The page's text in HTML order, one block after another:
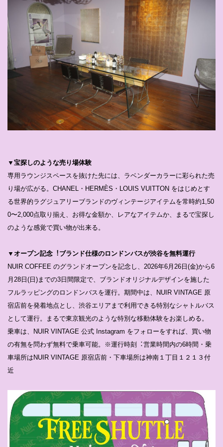
▼宝探しのような売り場体験
専⽤ラウンジスペースを抜けた先には、ラベンダーカラーに彩られた売
り場が広がる。CHANEL・HERMÈS・LOUIS VUITTON をはじめとす
る世界的ラグジュアリーブランドのヴィンテージアイテムを常時約1,50
0〜2,000点取り揃え、お得な金額か、レアなアイテムか、まるで宝探し
のような感覚で買い物が出来る。
▼オープン記念︕ブランド仕様のロンドンバスが渋⾕を無料運⾏
NUIR COFFEE のグランドオープンを記念し、2026年6⽉26⽇(⾦)から6
⽉28⽇(⽇)までの3⽇間限定で、ブランドオリジナルデザインを施した
フルラッピングのロンドンバスを運⾏。期間中は、NUIR VINTAGE 原
宿店前を発着地点とし、渋谷エリアまで利⽤できる特別なシャトルバス
として運⾏。まるで東京観光のような特別な移動体験をお楽しめる。
乗⾞は、NUIR VINTAGE 公式 Instagram をフォローをすれば、買い物
の有無を問わず無料で乗車可能。※運⾏時刻︓営業時間内の6時間・乗
⾞場所はNUIR VINTAGE 原宿店前・下⾞場所は神南１丁⽬１２­１３付
近